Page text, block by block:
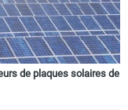
de plaques solaires de